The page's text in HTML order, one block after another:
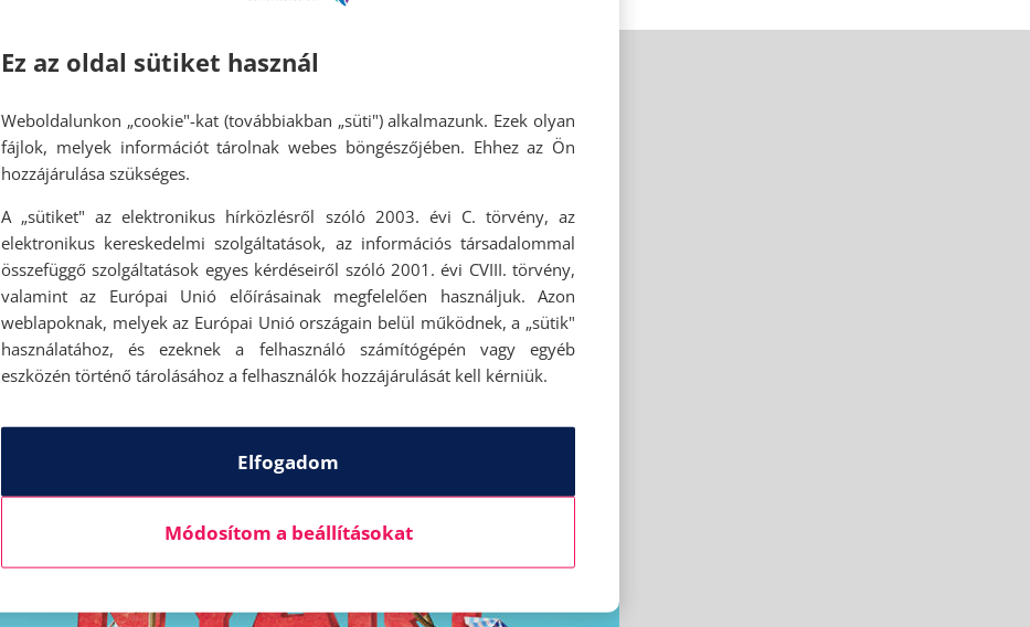
Ez az oldal sütiket használ
Weboldalunkon „cookie"-kat (továbbiakban „süti") alkalmazunk. Ezek olyan
fájlok, melyek információt tárolnak webes böngészőjében. Ehhez az Ön
hozzájárulása szükséges.
A „sütiket" az elektronikus hírközlésről szóló 2003. évi C. törvény, az
elektronikus kereskedelmi szolgáltatások, az információs társadalommal
összefüggő szolgáltatások egyes kérdéseiről szóló 2001. évi CVIII. törvény,
valamint az Európai Unió előírásainak megfelelően használjuk. Azon
weblapoknak, melyek az Európai Unió országain belül működnek, a „sütik"
használatához, és ezeknek a felhasználó számítógépén vagy egyéb
eszközén történő tárolásához a felhasználók hozzájárulását kell kérniük.
Elfogadom
Módosítom a beállításokat